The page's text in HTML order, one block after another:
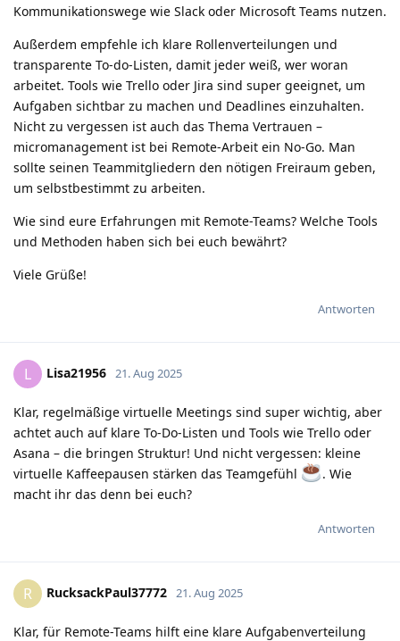
Kommunikationswege wie Slack oder Microsoft Teams nutzen.
Außerdem empfehle ich klare Rollenverteilungen und
transparente To-do-Listen, damit jeder weiß, wer woran
arbeitet. Tools wie Trello oder Jira sind super geeignet, um
Aufgaben sichtbar zu machen und Deadlines einzuhalten.
Nicht zu vergessen ist auch das Thema Vertrauen –
micromanagement ist bei Remote-Arbeit ein No-Go. Man
sollte seinen Teammitgliedern den nötigen Freiraum geben,
um selbstbestimmt zu arbeiten.
Wie sind eure Erfahrungen mit Remote-Teams? Welche Tools
und Methoden haben sich bei euch bewährt?
Viele Grüße!
Antworten
L Lisa21956 21. Aug 2025
Klar, regelmäßige virtuelle Meetings sind super wichtig, aber
achtet auch auf klare To-Do-Listen und Tools wie Trello oder
Asana – die bringen Struktur! Und nicht vergessen: kleine
virtuelle Kaffeepausen stärken das Teamgefühl
. Wie
macht ihr das denn bei euch?
Antworten
R RucksackPaul37772 21. Aug 2025
Klar, für Remote-Teams hilft eine klare Aufgabenverteilung